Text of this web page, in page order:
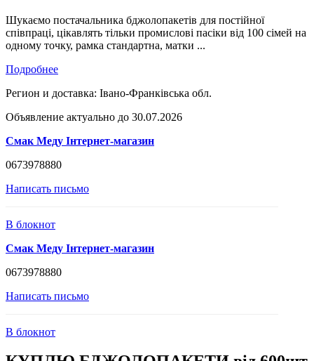
Шукаємо постачальника бджолопакетів для постійної
співпраці, цікавлять тільки промислові пасіки від 100 сімей на
одному точку, рамка стандартна, матки ...
Подробнее
Регион и доставка: Івано-Франківська обл.
Объявление актуально до 30.07.2026
Смак Меду Інтернет-магазин
0673978880
Написать письмо
В блокнот
Смак Меду Інтернет-магазин
0673978880
Написать письмо
В блокнот